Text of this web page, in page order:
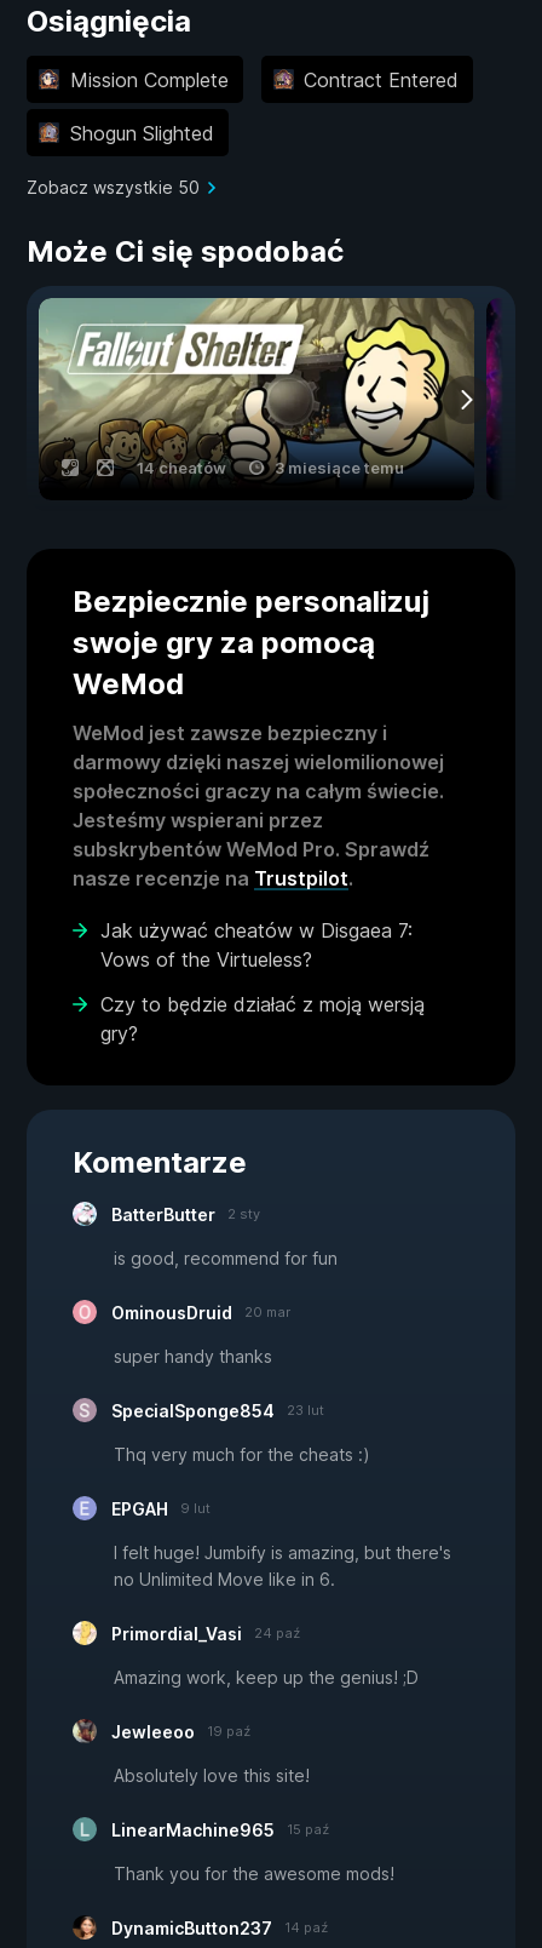
Osiągnięcia
Mission Complete Contract Entered
Shogun Slighted
Zobacz wszystkie 50
Może Ci się spodobać
14 cheatów 3 miesiące temu
Bezpiecznie personalizuj
swoje gry za pomocą
WeMod
WeMod jest zawsze bezpieczny i
darmowy dzięki naszej wielomilionowej
społeczności graczy na całym świecie.
Jesteśmy wspierani przez
subskrybentów WeMod Pro. Sprawdź
nasze recenzje na Trustpilot.
Jak używać cheatów w Disgaea 7:
Vows of the Virtueless?
Czy to będzie działać z moją wersją
gry?
Komentarze
BatterButter 2 sty
is good, recommend for fun
OminousDruid 20 mar
super handy thanks
SpecialSponge854 23 lut
Thq very much for the cheats :)
EPGAH 9 lut
I felt huge! Jumbify is amazing, but there's
no Unlimited Move like in 6.
Primordial_Vasi 24 paź
Amazing work, keep up the genius! ;D
Jewleeoo 19 paź
Absolutely love this site!
LinearMachine965 15 paź
Thank you for the awesome mods!
DynamicButton237 14 paź